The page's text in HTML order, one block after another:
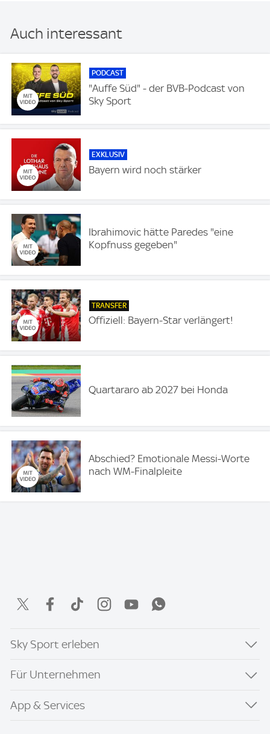
Auch interessant
PODCAST
"Auffe Süd" - der BVB-Podcast von
Sky Sport
EXKLUSIV
Bayern wird noch stärker
Ibrahimovic hätte Paredes "eine
Kopfnuss gegeben"
TRANSFER
Offiziell: Bayern-Star verlängert!
Quartararo ab 2027 bei Honda
Abschied? Emotionale Messi-Worte
nach WM-Finalpleite
Sky Sport erleben
Für Unternehmen
App & Services